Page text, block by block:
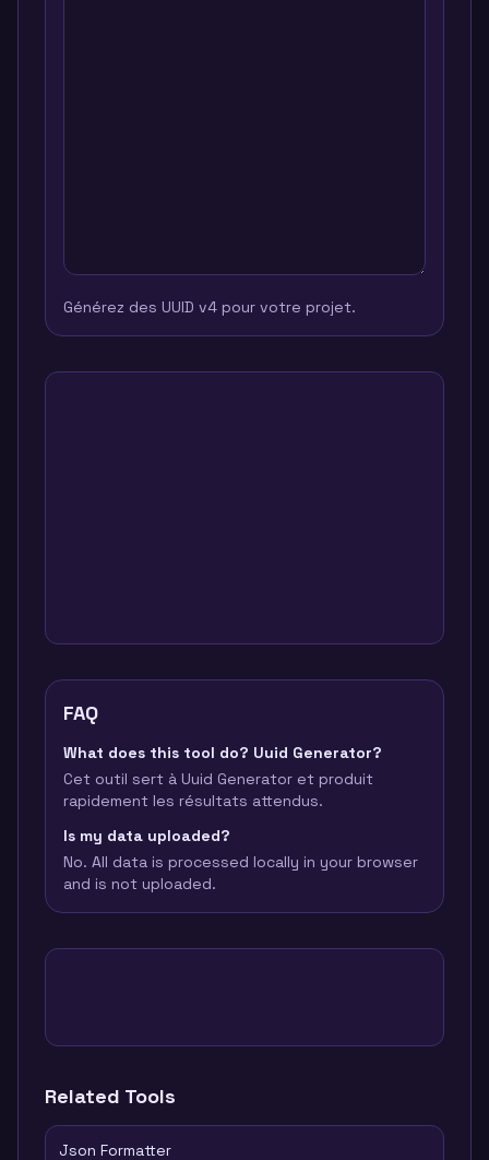
Générez des UUID v4 pour votre projet.
FAQ
What does this tool do? Uuid Generator?
Cet outil sert à Uuid Generator et produit
rapidement les résultats attendus.
Is my data uploaded?
No. All data is processed locally in your browser
and is not uploaded.
Related Tools
Json Formatter